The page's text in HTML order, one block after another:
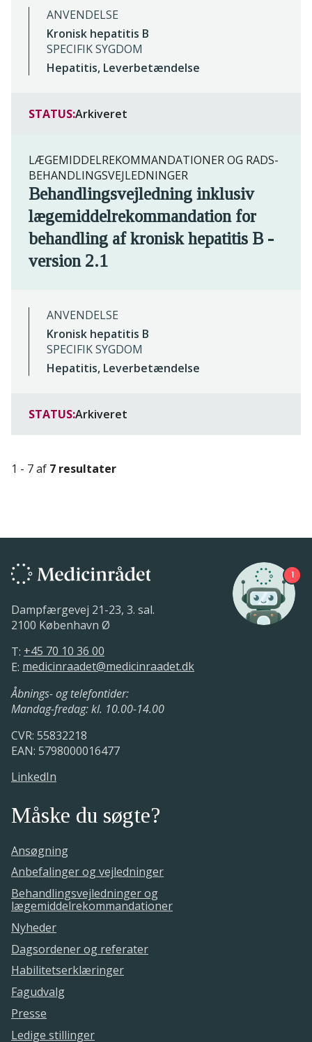
ANVENDELSE
Kronisk hepatitis B
SPECIFIK SYGDOM
Hepatitis, Leverbetændelse
STATUS:Arkiveret
LÆGEMIDDELREKOMMANDATIONER OG RADS-
BEHANDLINGSVEJLEDNINGER
Behandlingsvejledning inklusiv
lægemiddelrekommandation for
behandling af kronisk hepatitis B -
version 2.1
ANVENDELSE
Kronisk hepatitis B
SPECIFIK SYGDOM
Hepatitis, Leverbetændelse
STATUS:Arkiveret
1 - 7 af 7 resultater
Dampfærgevej 21-23, 3. sal.
2100 København Ø
T: +45 70 10 36 00
E: medicinraadet@medicinraadet.dk
Åbnings- og telefontider:
Mandag-fredag: kl. 10.00-14.00
CVR: 55832218
EAN: 5798000016477
LinkedIn
Måske du søgte?
Ansøgning
Anbefalinger og vejledninger
Behandlingsvejledninger og
lægemiddelrekommandationer
Nyheder
Dagsordener og referater
Habilitetserklæringer
Fagudvalg
Presse
Ledige stillinger
1